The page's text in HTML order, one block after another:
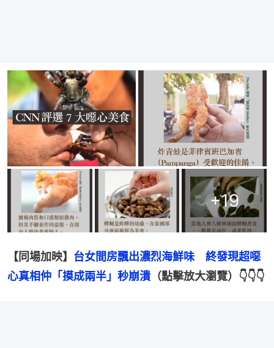
+19
【同場加映】 台女間房飄出濃烈海鮮味　終發現超噁
心真相仲「摸成兩半」秒崩潰 （點擊放大瀏覽）👇👇👇